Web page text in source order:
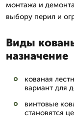
монтажа и
выбору перил и
Виды
назначение
кованая
вариант для
винтовые
становятся